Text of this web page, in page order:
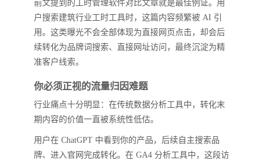
前文提到的工时管理软件对比文章就是最佳例证。用
户搜索建筑行业工时工具时，这篇内容频繁被 AI 引
用。这类曝光不会全部体现为直接网页点击，却会后
续转化为品牌词搜索、直接网址访问，最终沉淀为精
准客户线索。
你必须正视的流量归因难题
行业痛点十分明显：在传统数据分析工具中，转化末
期内容的价值一直被系统性低估。
用户在 ChatGPT 中看到你的产品，后续自主搜索品
牌、进入官网完成转化。在 GA4 分析工具中，这段访